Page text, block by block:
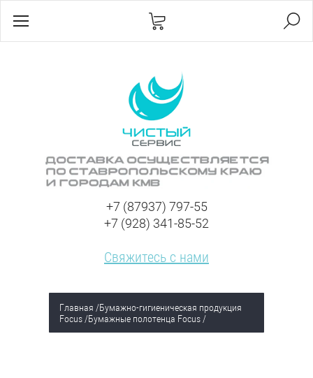
+7 (87937) 797-55
+7 (928) 341-85-52
Свяжитесь с нами
Главная /Бумажно-гигиеническая продукция
Focus/Бумажные полотенца Focus/